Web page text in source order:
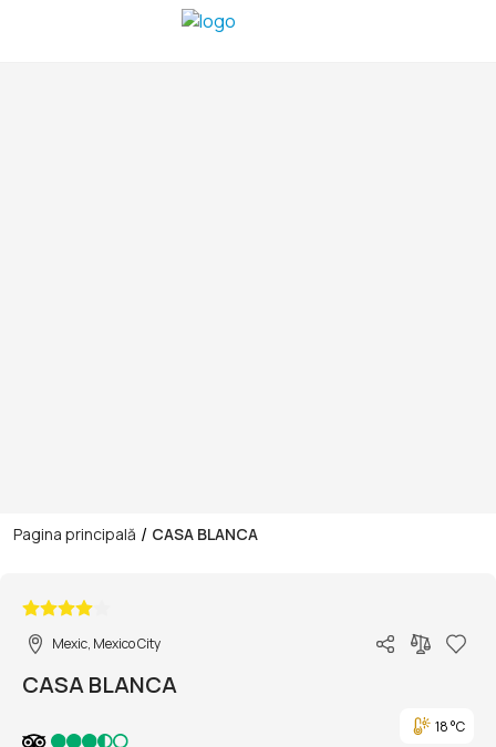
Pagina principală / CASA BLANCA
Mexic, Mexico City
CASA BLANCA
18 °C